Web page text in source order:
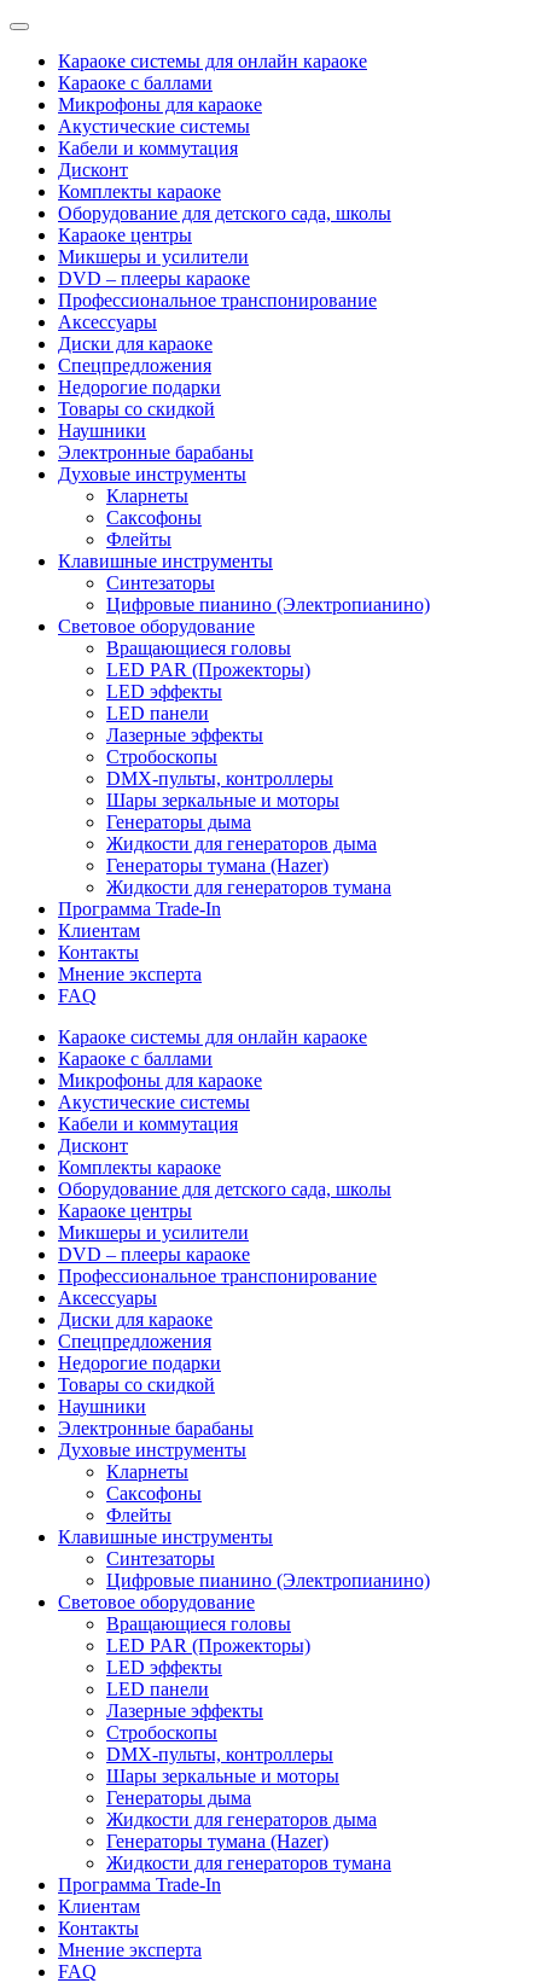
Categories
Караоке системы для онлайн караоке
Караоке с баллами
Микрофоны для караоке
Акустические системы
Кабели и коммутация
Дисконт
Комплекты караоке
Оборудование для детского сада, школы
Караоке центры
Микшеры и усилители
DVD – плееры караоке
Профессиональное транспонирование
Аксессуары
Диски для караоке
Спецпредложения
Недорогие подарки
Товары со скидкой
Наушники
Электронные барабаны
Духовые инструменты
Кларнеты
Саксофоны
Флейты
Клавишные инструменты
Синтезаторы
Цифровые пианино (Электропианино)
Световое оборудование
Вращающиеся головы
LED PAR (Прожекторы)
LED эффекты
LED панели
Лазерные эффекты
Стробоскопы
DMX-пульты, контроллеры
Шары зеркальные и моторы
Генераторы дыма
Жидкости для генераторов дыма
Генераторы тумана (Hazer)
Жидкости для генераторов тумана
Программа Trade-In
Клиентам
Контакты
Мнение эксперта
FAQ
Караоке системы для онлайн караоке
Караоке с баллами
Микрофоны для караоке
Акустические системы
Кабели и коммутация
Дисконт
Комплекты караоке
Оборудование для детского сада, школы
Караоке центры
Микшеры и усилители
DVD – плееры караоке
Профессиональное транспонирование
Аксессуары
Диски для караоке
Спецпредложения
Недорогие подарки
Товары со скидкой
Наушники
Электронные барабаны
Духовые инструменты
Кларнеты
Саксофоны
Флейты
Клавишные инструменты
Синтезаторы
Цифровые пианино (Электропианино)
Световое оборудование
Вращающиеся головы
LED PAR (Прожекторы)
LED эффекты
LED панели
Лазерные эффекты
Стробоскопы
DMX-пульты, контроллеры
Шары зеркальные и моторы
Генераторы дыма
Жидкости для генераторов дыма
Генераторы тумана (Hazer)
Жидкости для генераторов тумана
Программа Trade-In
Клиентам
Контакты
Мнение эксперта
FAQ